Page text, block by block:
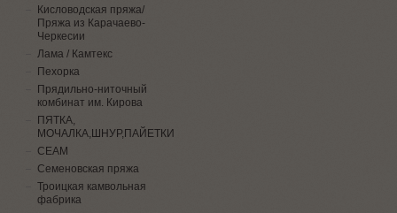
Кисловодская пряжа/
Пряжа из Карачаево-
Черкесии
Лама / Камтекс
Пехорка
Прядильно-ниточный
комбинат им. Кирова
ПЯТКА,
МОЧАЛКА,ШНУР,ПАЙЕТКИ
СЕАМ
Семеновская пряжа
Троицкая камвольная
фабрика